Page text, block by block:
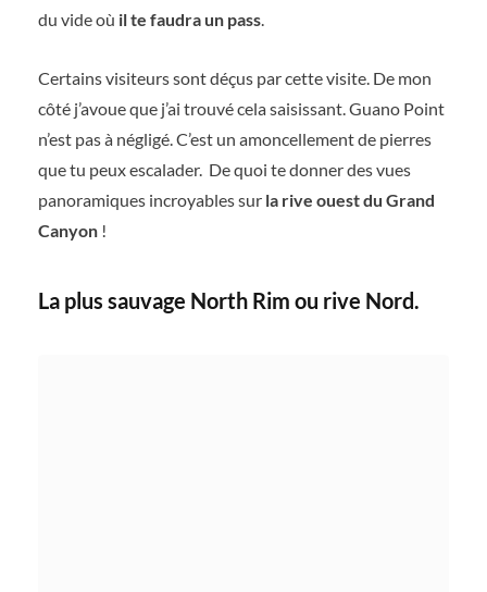
du vide où il te faudra un pass
Certains visiteurs sont déçus par cette visite. De mon
côté j’avoue que j’ai trouvé cela saisissant. Guano Point
n’est pas à négligé. C’est un amoncellement de pierres
que tu peux escalader. De quoi te donner des vues
panoramiques incroyables sur la rive ouest du Grand
Canyon !
La plus sauvage North Rim ou rive Nord.